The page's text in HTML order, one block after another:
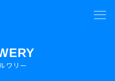
ワリー